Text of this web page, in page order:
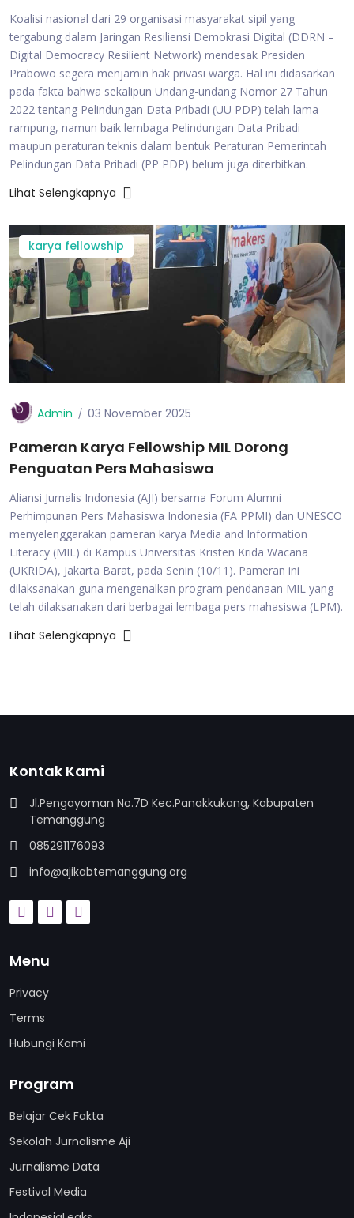
Koalisi nasional dari 29 organisasi masyarakat sipil yang
tergabung dalam Jaringan Resiliensi Demokrasi Digital (DDRN –
Digital Democracy Resilient Network) mendesak Presiden
Prabowo segera menjamin hak privasi warga. Hal ini didasarkan
pada fakta bahwa sekalipun Undang-undang Nomor 27 Tahun
2022 tentang Pelindungan Data Pribadi (UU PDP) telah lama
rampung, namun baik lembaga Pelindungan Data Pribadi
maupun peraturan teknis dalam bentuk Peraturan Pemerintah
Pelindungan Data Pribadi (PP PDP) belum juga diterbitkan.
Lihat Selengkapnya
karya fellowship
Admin 03 November 2025
Pameran Karya Fellowship MIL Dorong
Penguatan Pers Mahasiswa
Aliansi Jurnalis Indonesia (AJI) bersama Forum Alumni
Perhimpunan Pers Mahasiswa Indonesia (FA PPMI) dan UNESCO
menyelenggarakan pameran karya Media and Information
Literacy (MIL) di Kampus Universitas Kristen Krida Wacana
(UKRIDA), Jakarta Barat, pada Senin (10/11). Pameran ini
dilaksanakan guna mengenalkan program pendanaan MIL yang
telah dilaksanakan dari berbagai lembaga pers mahasiswa (LPM).
Lihat Selengkapnya
Kontak Kami
Jl.Pengayoman No.7D Kec.Panakkukang, Kabupaten
Temanggung
085291176093
info@ajikabtemanggung.org
Menu
Privacy
Terms
Hubungi Kami
Program
Belajar Cek Fakta
Sekolah Jurnalisme Aji
Jurnalisme Data
Festival Media